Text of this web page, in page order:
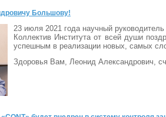
Большову!
23 июля 2021 года научный
Коллектив Института от всей души
успешным в реализации новых, самых
Здоровья Вам, Леонид Александрович,